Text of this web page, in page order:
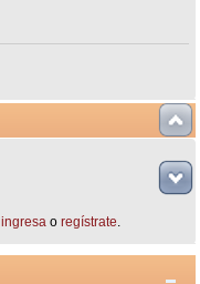
ingresao regístrate.